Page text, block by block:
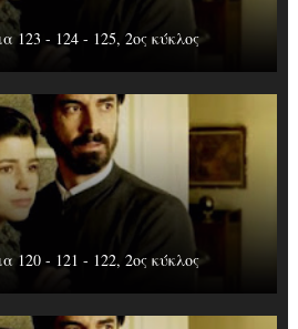
123 - 124 - 125, 2ος κύκλος
120 - 121 - 122, 2ος κύκλος